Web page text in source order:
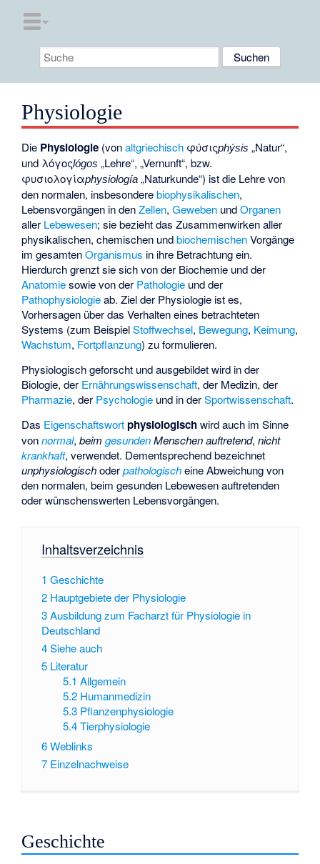
Physiologie
Die Physiologie (vonaltgriechisch φύσιςphýsis „Natur“,
und λόγοςlógos „Lehre“, „Vernunft“, bzw.
φυσιολογίαphysiología „Naturkunde“) ist die Lehre von
den normalen, insbesonderebiophysikalischen,
Lebensvorgängen in denZellen,Geweben undOrganen
aller Lebewesen; sie bezieht das Zusammenwirken aller
physikalischen, chemischen undbiochemischenVorgänge
im gesamtenOrganismus in ihre Betrachtung ein.
Hierdurch grenzt sie sich von der Biochemie und der
Anatomiesowie von der Pathologie und der
Pathophysiologieab. Ziel der Physiologie ist es,
Vorhersagen über das Verhalten eines betrachteten
Systems (zum BeispielStoffwechsel, Bewegung, Keimung,
Wachstum, Fortpflanzung) zu formulieren.
Physiologisch geforscht und ausgebildet wird in der
Biologie, der Ernährungswissenschaft, der Medizin, der
Pharmazie, der Psychologie und in derSportwissenschaft.
Das Eigenschaftswort physiologischwird auch im Sinne
vonnormal,beimgesundenMenschen auftretend,nicht
krankhaft, verwendet. Dementsprechend bezeichnet
unphysiologischoderpathologischeine Abweichung von
den normalen, beim gesunden Lebewesen auftretenden
oder wünschenswerten Lebensvorgängen.
Inhaltsverzeichnis
1 Geschichte
2 Hauptgebiete der Physiologie
3Ausbildung zum Facharzt für Physiologie in
Deutschland
4Siehe auch
5 Literatur
5.1 Allgemein
5.2 Humanmedizin
5.3 Pflanzenphysiologie
5.4 Tierphysiologie
6Weblinks
7 Einzelnachweise
Geschichte